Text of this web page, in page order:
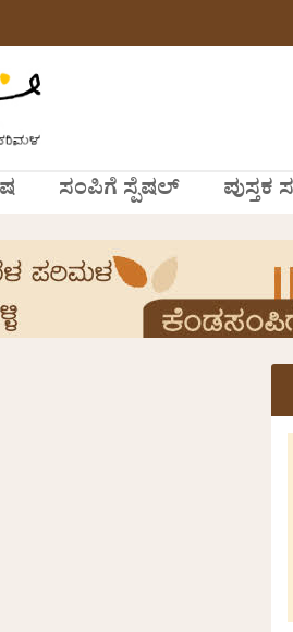
ಸಂಪಿಗೆ ಸ್ಪೆಷಲ್ ಪುಸ್ತಕ